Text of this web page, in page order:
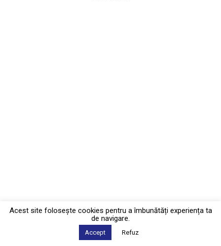
Acest site foloseşte cookies pentru a îmbunătăți experiența ta
de navigare.
Accept Refuz